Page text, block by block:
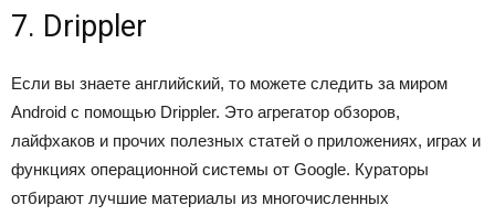
7. Drippler
Если вы знаете английский, то можете следить за миром
Android с помощью Drippler. Это агрегатор обзоров,
лайфхаков и прочих полезных статей о приложениях, играх и
функциях операционной системы от Google. Кураторы
отбирают лучшие материалы из многочисленных